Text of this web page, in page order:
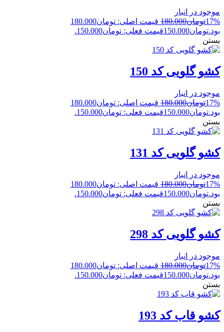
موجود در انبار
17%تومان180.000
قیمت اصلی: تومان180.000
بود.تومان150.000قیمت فعلی: تومان150.000.
بستن
کشو گلویی کد 150
موجود در انبار
17%تومان180.000
قیمت اصلی: تومان180.000
بود.تومان150.000قیمت فعلی: تومان150.000.
بستن
کشو گلویی کد 131
موجود در انبار
17%تومان180.000
قیمت اصلی: تومان180.000
بود.تومان150.000قیمت فعلی: تومان150.000.
بستن
کشو گلویی کد 298
موجود در انبار
17%تومان180.000
قیمت اصلی: تومان180.000
بود.تومان150.000قیمت فعلی: تومان150.000.
بستن
کشو قاب کد 193